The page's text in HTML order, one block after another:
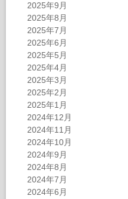
2025年9月
2025年8月
2025年7月
2025年6月
2025年5月
2025年4月
2025年3月
2025年2月
2025年1月
2024年12月
2024年11月
2024年10月
2024年9月
2024年8月
2024年7月
2024年6月